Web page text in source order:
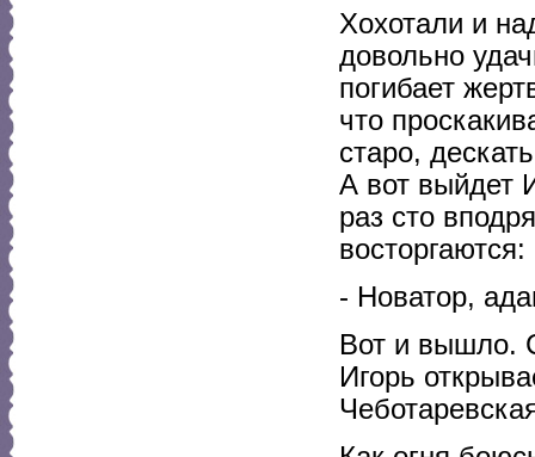
Хохотали и
довольно
погибает
что
старо,
А вот выйдет
раз сто
восторгаются:
- Новатор,
Вот и вышло.
Игорь